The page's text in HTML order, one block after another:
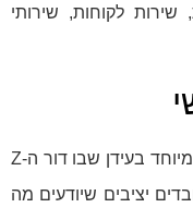
שירות לקוחות, שירותי
ותיקים בעבודה מקבלים הרבה קרדיט במיוחד בעידן שבו דור ה-Z
יציבים שיודעים מה